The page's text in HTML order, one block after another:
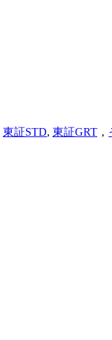
東証STD, 東証GRT ，